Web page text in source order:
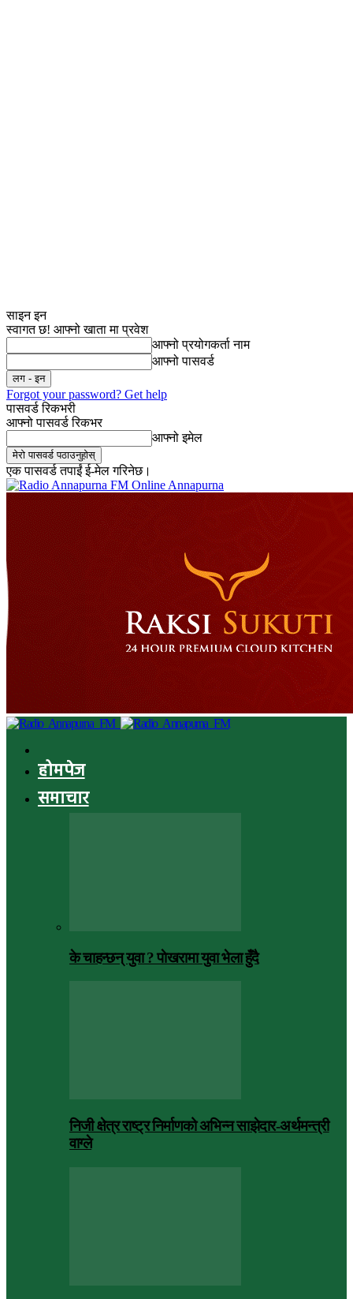
साइन इन
स्वागत छ! आफ्नो खाता मा प्रवेश
आफ्नो प्रयोगकर्ता नाम
आफ्नो पासवर्ड
Forgot your password? Get help
पासवर्ड रिकभरी
आफ्नो पासवर्ड रिकभर
आफ्नो इमेल
एक पासवर्ड तपाईं ई-मेल गरिनेछ।
Online Annapurna
होमपेज
समाचार
के चाहन्छन् युवा ? पाेखरामा युवा भेला हुँदै
निजी क्षेत्र राष्ट्र निर्माणको अभिन्न साझेदार-अर्थमन्त्री
वाग्ले